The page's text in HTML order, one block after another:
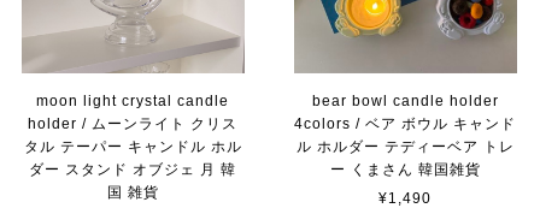
moon light crystal candle
holder / ムーンライト クリス
タル テーパー キャンドル ホル
ダー スタンド オブジェ 月 韓
国 雑貨
bear bowl candle holder
4colors / ベア ボウル キャンド
ル ホルダー テディーベア トレ
ー くまさん 韓国雑貨
¥1,490